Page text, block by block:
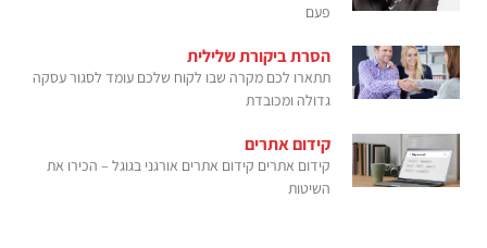
פעם
הסרת ביקורת שלילית
תתארו לכם מקרה שבו לקוח שלכם עומד לסגור עסקה
גדולה ומכובדת
קידום אתרים
קידום אתרים קידום אתרים אורגני בגוגל – הכירו את
השיטות